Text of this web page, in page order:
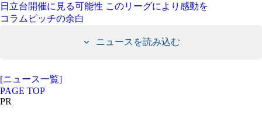
日立台開催に見る可能性 このリーグにより感動を
コラム ピッチの余白
ニュースを読み込む
[ニュース一覧]
PAGE TOP
PR